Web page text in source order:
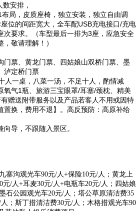
安排，
局，皮质座椅，独立安装，独立自由调
位的间距宽大，全车配USB充电接口/充电
次要求。（车型最后一排为3座，应急安全
敬请理解！）
门票、黄龙门票、四姑娘山双桥门票、墨
泸定桥门票
人一桌，八菜一汤，不足十人，酌情减
氧气1瓶、旅游三宝眼罩/耳塞/颈枕、精美
赠送附带服务以及产品若客人不用或因特
换，费用不退】。 高反预防：高原补给
导，不跟随入景区。
九寨沟观光车90元/人+保险10元/人； 黄龙上
/人+耳麦30元/人+电瓶车20元/人； 四姑娘
石公园观光车20元/人； 塔公草原清洁费35
； 斯丁措清洁费30元/人； 木格措观光车90